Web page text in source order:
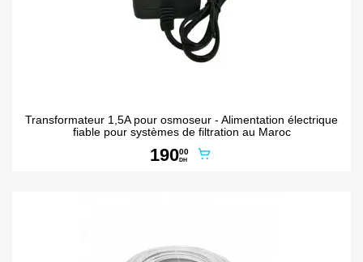
Transformateur 1,5A pour osmoseur - Alimentation électrique
fiable pour systèmes de filtration au Maroc
19000
DH